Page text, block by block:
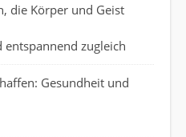
die Körper und Geist
zugleich
Gesundheit und